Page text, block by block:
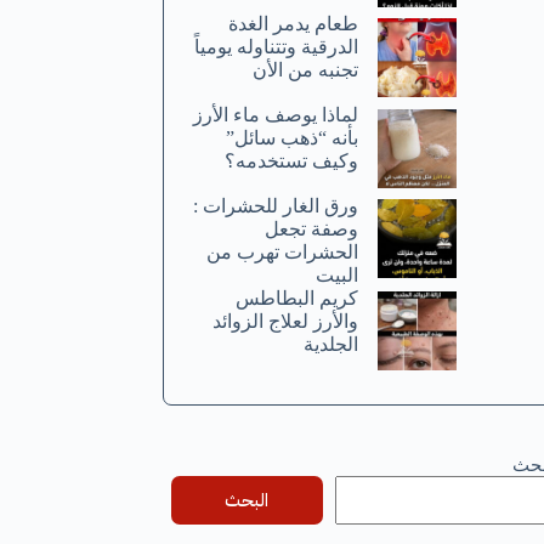
طعام يدمر الغدة
الدرقية وتتناوله يومياً
تجنبه من الأن
لماذا يوصف ماء الأرز
بأنه “ذهب سائل”
وكيف تستخدمه؟
ورق الغار للحشرات :
وصفة تجعل
الحشرات تهرب من
البيت
كريم البطاطس
والأرز لعلاج الزوائد
الجلدية
البحث